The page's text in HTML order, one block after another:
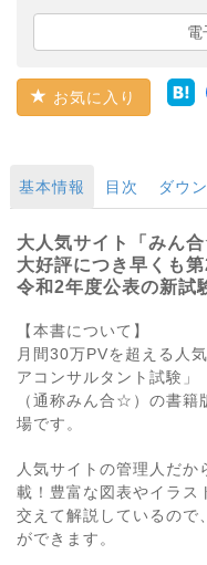
電
お気に入り
基本情報 目次 ダウ
大人気サイト「みん
大好評につき早くも
令和2年度公表の新試
【本書について】
月間30万PVを超える人
アコンサルタント試験」
（通称みん合☆）の書籍
場です。
人気サイトの管理人だ
載！豊富な図表やイラス
交えて解説しているので
ができます。